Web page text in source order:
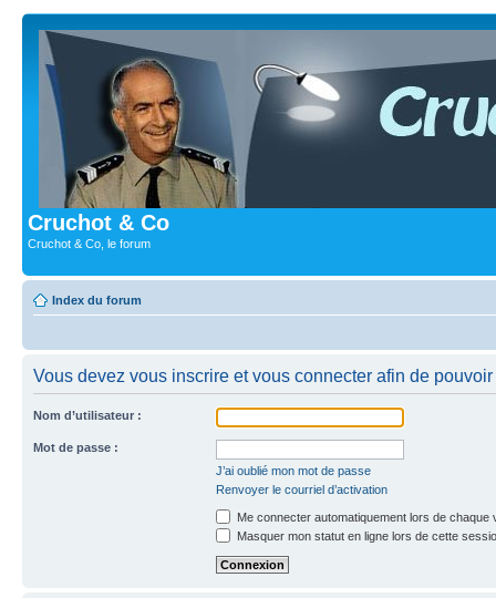
Cruchot & Co
Cruchot & Co, le forum
Index du forum
Vous devez vous inscrire et vous connecter afin de
Nom d’utilisateur :
Mot de passe :
J’ai oublié mon mot de passe
Renvoyer le courriel d’activation
Me connecter automatiquement lors de chaque
Masquer mon statut en ligne lors de cette